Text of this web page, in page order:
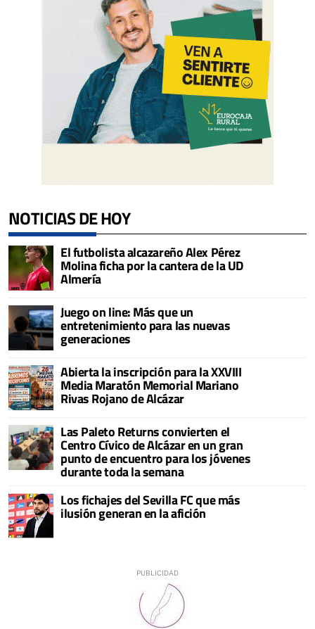
NOTICIAS DE HOY
El futbolista alcazareño Alex Pérez
Molina ficha por la cantera de la UD
Almería
Juego on line: Más que un
entretenimiento para las nuevas
generaciones
Abierta la inscripción para la XXVIII
Media Maratón Memorial Mariano
Rivas Rojano de Alcázar
Las Paleto Returns convierten el
Centro Cívico de Alcázar en un gran
punto de encuentro para los jóvenes
durante toda la semana
Los fichajes del Sevilla FC que más
ilusión generan en la afición